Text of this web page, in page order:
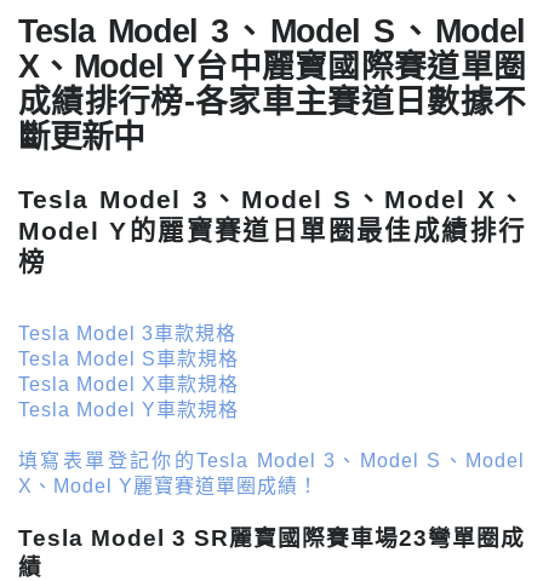
Tesla Model 3、Model S、Model
X、Model Y台中麗寶國際賽道單圈
成績排行榜-各家車主賽道日數據不
斷更新中
Tesla Model 3、Model S、Model X、
Model Y的麗寶賽道日單圈最佳成績排行
榜
Tesla Model 3車款規格
Tesla Model S車款規格
Tesla Model X車款規格
Tesla Model Y車款規格
填寫表單登記你的Tesla Model 3、Model S、Model
X、Model Y麗寶賽道單圈成績！
Tesla Model 3 SR麗寶國際賽車場23彎單圈成
績